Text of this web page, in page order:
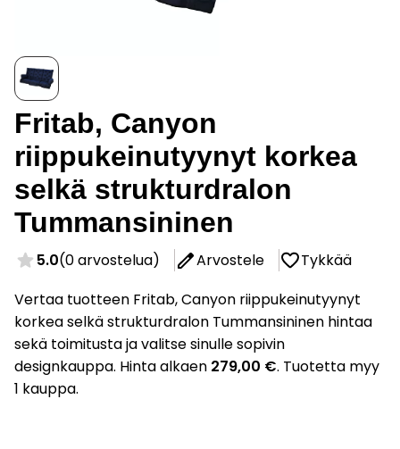
Fritab, Canyon
riippukeinutyynyt korkea
selkä strukturdralon
Tummansininen
5.0(0 arvostelua) Arvostele
Tykkää
Vertaa tuotteen Fritab, Canyon riippukeinutyynyt
korkea selkä strukturdralon Tummansininen hintaa
sekä toimitusta ja valitse sinulle sopivin
designkauppa. Hinta alkaen 279,00 €. Tuotetta myy
1 kauppa.